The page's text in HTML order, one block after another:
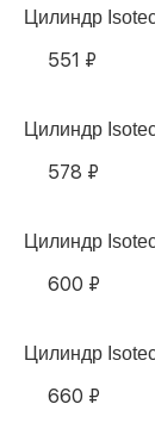
Цилиндр
551 ₽
Цилиндр
578 ₽
Цилиндр
600 ₽
Цилиндр
660 ₽